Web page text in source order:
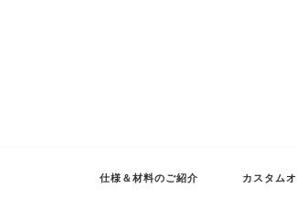
仕様＆材料のご紹介 カスタム